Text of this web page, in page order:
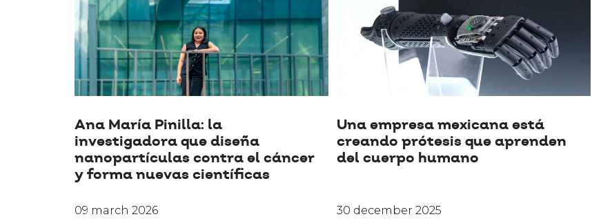
Ana María Pinilla: la
investigadora que diseña
nanopartículas contra el cáncer
y forma nuevas científicas
09 march 2026
Una empresa mexicana está
creando prótesis que aprenden
del cuerpo humano
30 december 2025